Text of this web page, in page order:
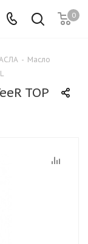
0
- Масло
TOP